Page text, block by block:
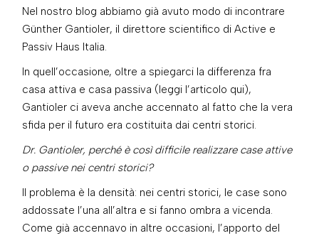
Nel nostro blog abbiamo già avuto modo di incontrare
Günther Gantioler, il direttore scientifico di Active e
Passiv Haus Italia.
In quell’occasione, oltre a spiegarci la differenza fra
casa attiva e casa passiva (leggi l’articolo qui),
Gantioler ci aveva anche accennato al fatto che la vera
sfida per il futuro era costituita dai centri storici.
Dr. Gantioler, perché è così difficile realizzare case attive
o passive nei centri storici?
Il problema è la densità: nei centri storici, le case sono
addossate l’una all’altra e si fanno ombra a vicenda.
Come già accennavo in altre occasioni, l’apporto del